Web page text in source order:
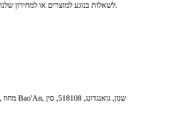
לשאלות בנוגע למוצרים או למחירון שלנו, אנא השאירו לנו את כתובת המייל שלכם וניצור עמכם קשר תוך 24 שעות.
4F, בניין C, פארק התעשייה HuiLongDa, קהילת Shilong, Shiyan, מחוז Bao'An, שנזן, גואנגדונג, 518108, סין